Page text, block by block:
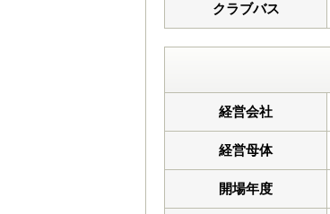
クラブバス
経営会社
経営母体
開場年度